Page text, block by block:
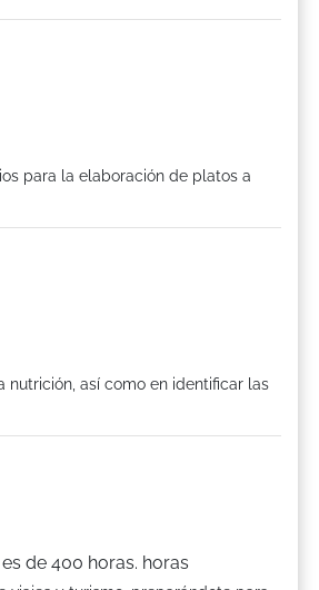
para la elaboración de platos a
nutrición, así como en identificar las
de 400 horas. horas